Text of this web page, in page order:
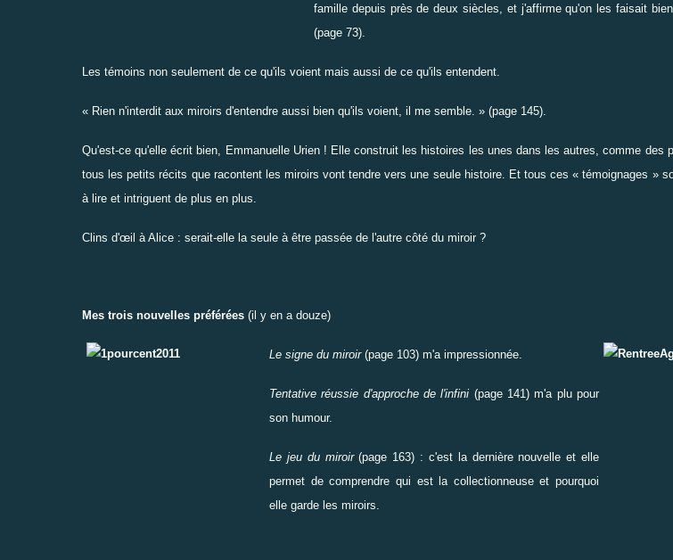
famille depuis près de deux siècles, et j'affirme qu'on les faisait
(page 73).
Les témoins non seulement de ce qu'ils voient mais aussi de ce qu'ils entendent.
« Rien n'interdit aux miroirs d'entendre aussi bien qu'ils voient, il me semble. » (page 145).
Qu'est-ce qu'elle écrit bien, Emmanuelle Urien ! Elle construit les histoires les unes dans les autres, comme des
tous les petits récits que racontent les miroirs vont tendre vers une seule histoire. Et tous ces « témoignages »
à lire et intriguent de plus en plus.
Clins d'œil à Alice : serait-elle la seule à être passée de l'autre côté du miroir ?
Mes trois nouvelles préférées (il y en a douze)
Le signe du miroir(page 103) m'a impressionnée.
Tentative réussie d'approche de l'infini (page 141) m'a plu pour
son humour.
Le jeu du miroir(page 163) : c'est la dernière nouvelle et elle
permet de comprendre qui est la collectionneuse et pourquoi
elle garde les miroirs.